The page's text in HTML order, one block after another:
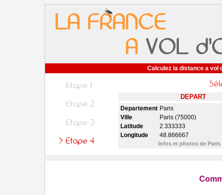
Calculez la distance a vol
DEPART
Departement Paris
Ville
Paris (75000)
Latitude
2.333333
Longitude
48.866667
Infos et photos de Paris